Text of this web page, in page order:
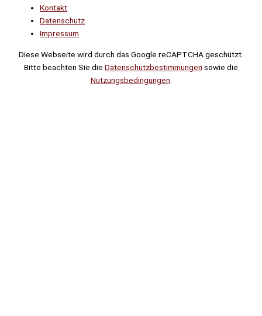
Kontakt
Datenschutz
Impressum
Diese Webseite wird durch das Google reCAPTCHA geschützt.
Bitte beachten Sie die Datenschutzbestimmungen sowie die
Nutzungsbedingungen